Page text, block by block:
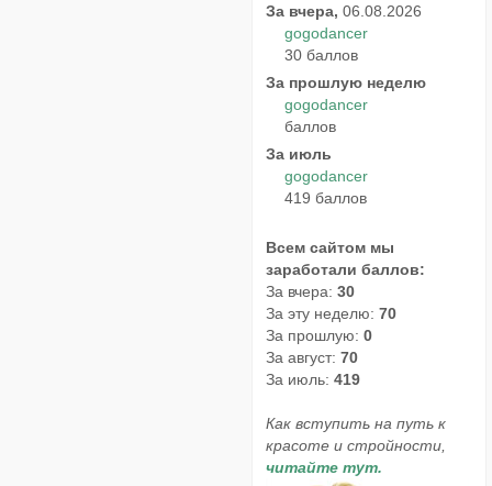
За вчера, 06.08.2026
gogodancer
30 баллов
За прошлую неделю
gogodancer
баллов
За июль
gogodancer
419 баллов
Всем сайтом мы
заработали баллов:
За вчера: 30
За эту неделю: 70
За прошлую: 0
За август: 70
За июль: 419
Как вступить на путь к
красоте и стройности,
читайте тут.